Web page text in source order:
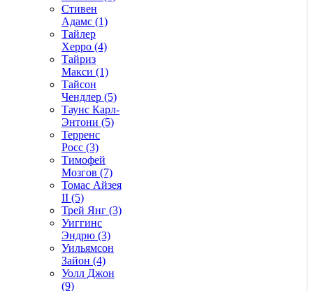
Стивен
Адамс (1)
Тайлер
Херро (4)
Тайриз
Макси (1)
Тайсон
Чендлер (5)
Таунс Карл-
Энтони (5)
Терренс
Росс (3)
Тимофей
Мозгов (7)
Томас Айзея
II (5)
Трей Янг (3)
Уиггинс
Эндрю (3)
Уильямсон
Зайон (4)
Уолл Джон
(9)